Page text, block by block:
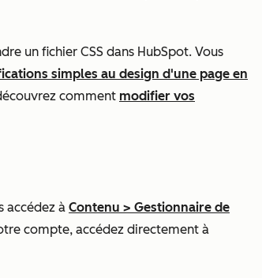
un fichier CSS dans HubSpot. Vous
simples au design d'une page en
comment modifier vos
accédez à Contenu > Gestionnaire de
compte, accédez directement à